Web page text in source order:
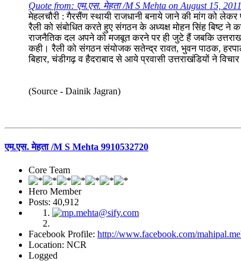
Quote from: एम.एस. मेहता /M S Mehta on August 15,
मेहलचौरी : गैरसैंण स्थायी राजधानी बनाये जाने की मांग को
रैली को संबोधित करते हुए संगठन के अध्यक्ष मोहन सिंह बिष्ट ने
राजनैतिक दल अपने को मजबूत करने पर ही जुटे हैं जबकि
कही। रैली को संगठन संयोजक सतेन्द्र रावत, भुवन पाठक, हरपाल
बिहार, चंडीगढ़ व हैदराबाद से आये प्रवासी उत्तराखंडियों ने
(Source - Dainik Jagran)
एम.एस. मेहता /M S Mehta 9910532720
Core Team
Hero Member
Posts: 40,912
Facebook Profile: http://www.facebook.com/
Location: NCR
Logged